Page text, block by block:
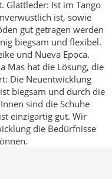
Glattleder: Ist im Tango
ist, sowie
gut getragen werden
biegsam und flexibel.
und Nueva Epoca.
Mas hat die Lösung, die
Die Neuentwicklung
biegsam und durch die
sind die Schuhe
einzigartig gut. Wir
die Bedürfnisse